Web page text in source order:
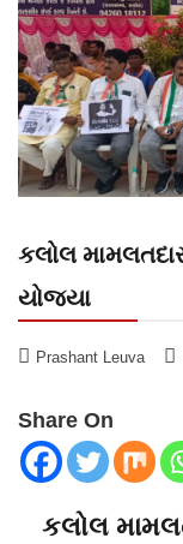
કલોલ
યોજ્યા
Prashant Leuva
Share On
કલોલ